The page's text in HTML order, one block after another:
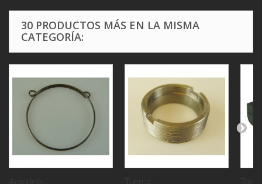
30 PRODUCTOS MÁS EN LA MISMA
CATEGORÍA: